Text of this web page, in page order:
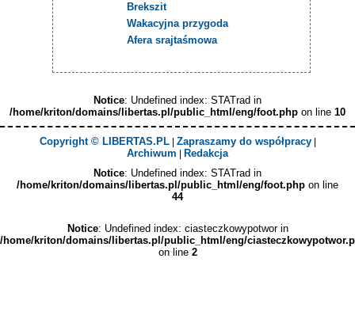
Brekszit
Wakacyjna przygoda
Afera srajtaśmowa
Notice: Undefined index: STATrad in
/home/kriton/domains/libertas.pl/public_html/eng/foot.php on line 10
Copyright © LIBERTAS.PL| Zapraszamy do współpracy|
Archiwum | Redakcja
Notice: Undefined index: STATrad in
/home/kriton/domains/libertas.pl/public_html/eng/foot.php on line
44
Notice: Undefined index: ciasteczkowypotwor in
/home/kriton/domains/libertas.pl/public_html/eng/
on line 2